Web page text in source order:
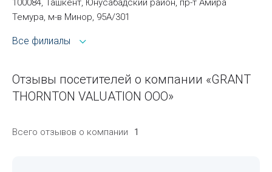
Темура, м-в Минор, 95А/301
Все филиалы
Отзывы посетителей о компании «GRANT
THORNTON VALUATION ООО»
Всего отзывов о компании 1